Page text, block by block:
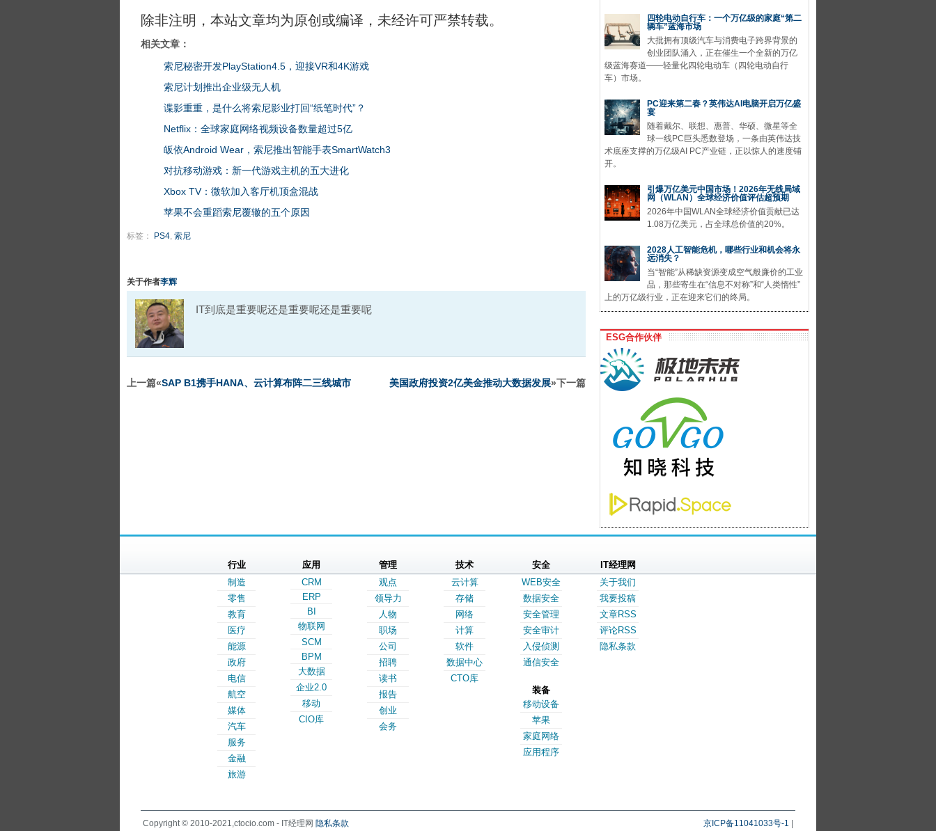
除非注明，本站文章均为原创或编译，未经许可严禁转载。
相关文章：
索尼秘密开发PlayStation4.5，迎接VR和4K游戏
索尼计划推出企业级无人机
谍影重重，是什么将索尼影业打回“纸笔时代”？
Netflix：全球家庭网络视频设备数量超过5亿
皈依Android Wear，索尼推出智能手表SmartWatch3
对抗移动游戏：新一代游戏主机的五大进化
Xbox TV：微软加入客厅机顶盒混战
苹果不会重蹈索尼覆辙的五个原因
标签： PS4, 索尼
关于作者李辉
IT到底是重要呢还是重要呢还是重要呢
上一篇«SAP B1携手HANA、云计算布阵二三线城市 美国政府投资2亿美金推动大数据发展»下一篇
四轮电动自行车：一个万亿级的家庭“第二
辆车”蓝海市场
大批拥有顶级汽车与消费电子跨界背景的
创业团队涌入，正在催生一个全新的万亿
级蓝海赛道——轻量化四轮电动车（四轮电动自行
车）市场。
PC迎来第二春？英伟达AI电脑开启万亿盛
宴
随着戴尔、联想、惠普、华硕、微星等全
球一线PC巨头悉数登场，一条由英伟达技
术底座支撑的万亿级AI PC产业链，正以惊人的速度铺
开。
引爆万亿美元中国市场！2026年无线局域
网（WLAN）全球经济价值评估超预期
2026年中国WLAN全球经济价值贡献已达
1.08万亿美元，占全球总价值的20%。
2028人工智能危机，哪些行业和机会将永
远消失？
当“智能”从稀缺资源变成空气般廉价的工业
品，那些寄生在“信息不对称”和“人类惰性”
上的万亿级行业，正在迎来它们的终局。
ESG合作伙伴
行业
制造
零售
教育
医疗
能源
政府
电信
航空
媒体
汽车
服务
金融
旅游
应用
CRM
ERP
BI
物联网
SCM
BPM
大数据
企业2.0
移动
CIO库
管理
观点
领导力
人物
职场
公司
招聘
读书
报告
创业
会务
技术
云计算
存储
网络
计算
软件
数据中心
CTO库
安全
WEB安全
数据安全
安全管理
安全审计
入侵侦测
通信安全
装备
移动设备
苹果
家庭网络
应用程序
IT经理网
关于我们
我要投稿
文章RSS
评论RSS
隐私条款
Copyright © 2010-2021,ctocio.com - IT经理网 隐私条款 京ICP备11041033号-1